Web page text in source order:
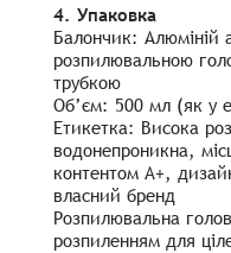
4. Упаковка
Балончик: Алюміній
розпилювальною
трубкою
Об’єм: 500 мл (як у
Етикетка: Висока
водонепроникна,
контентом A+,
власний бренд
Розпилювальна
розпиленням для